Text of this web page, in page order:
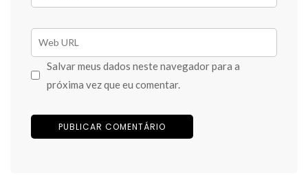
Salvar meus dados neste navegador para a
próxima vez que eu comentar.